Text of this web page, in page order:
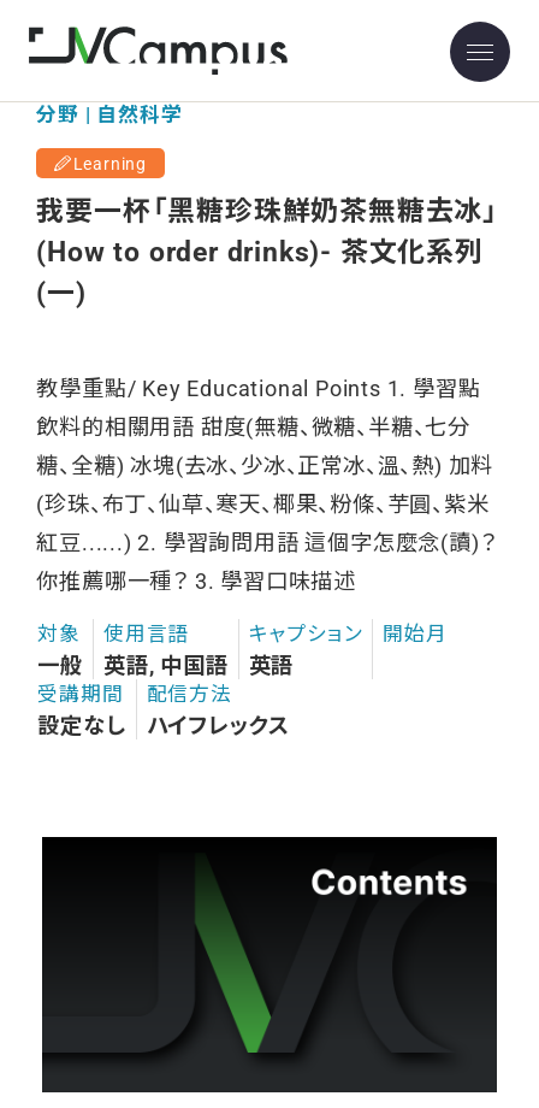
分野 | 自然科学
Learning
我要一杯「黑糖珍珠鮮奶茶無糖去冰」
(How to order drinks)- 茶文化系列
(一)
教學重點/ Key Educational Points 1. 學習點
飲料的相關用語 甜度(無糖、微糖、半糖、七分
糖、全糖) 冰塊(去冰、少冰、正常冰、溫、熱) 加料
(珍珠、布丁、仙草、寒天、椰果、粉條、芋圓、紫米
紅豆......) 2. 學習詢問用語 這個字怎麼念(讀)？
你推薦哪一種？ 3. 學習口味描述
対象
一般
使用言語
英語, 中国語
キャプション
英語
開始月
受講期間
設定なし
配信方法
ハイフレックス